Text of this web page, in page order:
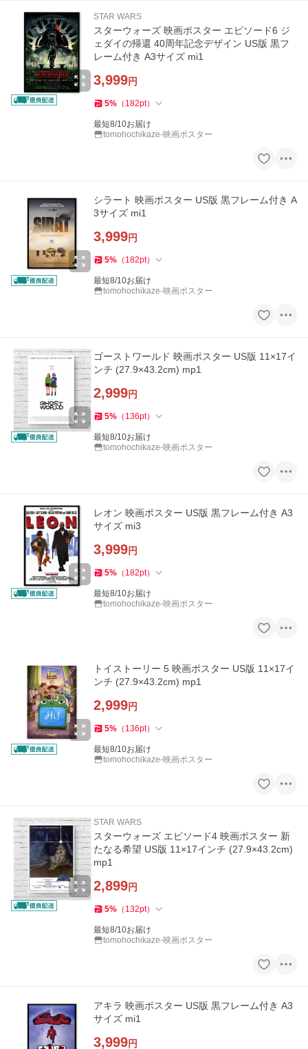
STAR WARS
スターウォーズ 映画ポスター エピソード6 ジ
ェダイの帰還 40周年記念デザイン US版 黒フ
レーム付き A3サイズ mi1
3,999円
5% （ 182pt）
最短8/10お届け
tomohochikaze-映画ポスター
シラート 映画ポスター US版 黒フレーム付き A
3サイズ mi1
3,999円
5% （ 182pt）
最短8/10お届け
tomohochikaze-映画ポスター
ゴーストワールド 映画ポスター US版 11×17イ
ンチ (27.9×43.2cm) mp1
2,999円
5% （ 136pt）
最短8/10お届け
tomohochikaze-映画ポスター
レオン 映画ポスター US版 黒フレーム付き A3
サイズ mi3
3,999円
5% （ 182pt）
最短8/10お届け
tomohochikaze-映画ポスター
トイストーリー 5 映画ポスター US版 11×17イ
ンチ (27.9×43.2cm) mp1
2,999円
5% （ 136pt）
最短8/10お届け
tomohochikaze-映画ポスター
STAR WARS
スターウォーズ エピソード4 映画ポスター 新
たなる希望 US版 11×17インチ (27.9×43.2cm)
mp1
2,899円
5% （ 132pt）
最短8/10お届け
tomohochikaze-映画ポスター
アキラ 映画ポスター US版 黒フレーム付き A3
サイズ mi1
3,999円